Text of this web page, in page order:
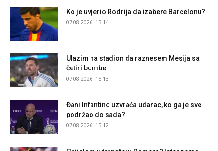
Ko je uvjerio Rodrija da izabere Barcelonu?
07.08.2026. 15:14
Ulazim na stadion da raznesem Mesija sa
četiri bombe
07.08.2026. 15:13
Đani Infantino uzvraća udarac, ko ga je sve
podržao do sada?
07.08.2026. 15:12